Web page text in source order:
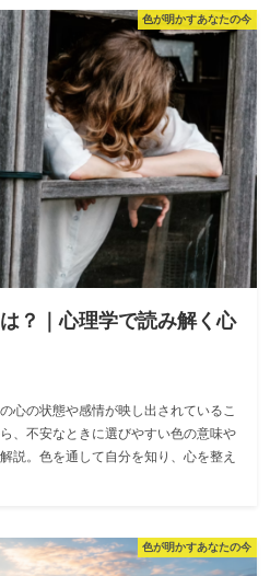
色が明かすあなたの今
？｜心理学で読み解く心
心の状態や感情が映し出されているこ
、不安なときに選びやすい色の意味や
説。色を通して自分を知り、心を整え
色が明かすあなたの今